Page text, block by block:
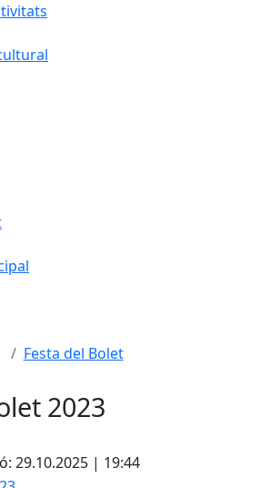
Festa del Bolet
2023
29.10.2025 | 19:44